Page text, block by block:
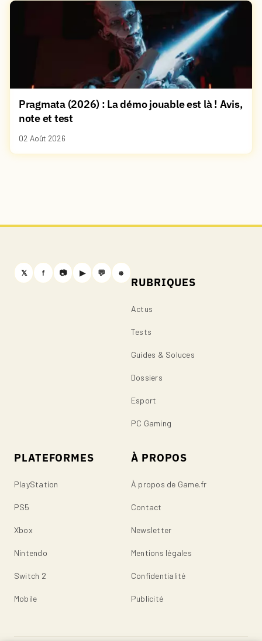
Pragmata (2026) : La démo jouable est là ! Avis,
note et test
02 Août 2026
𝕏 f 📷 ▶ 💬 ⎈
RUBRIQUES
Actus
Tests
Guides & Soluces
Dossiers
Esport
PC Gaming
PLATEFORMES
PlayStation
PS5
Xbox
Nintendo
Switch 2
Mobile
À PROPOS
À propos de Game.fr
Contact
Newsletter
Mentions légales
Confidentialité
Publicité